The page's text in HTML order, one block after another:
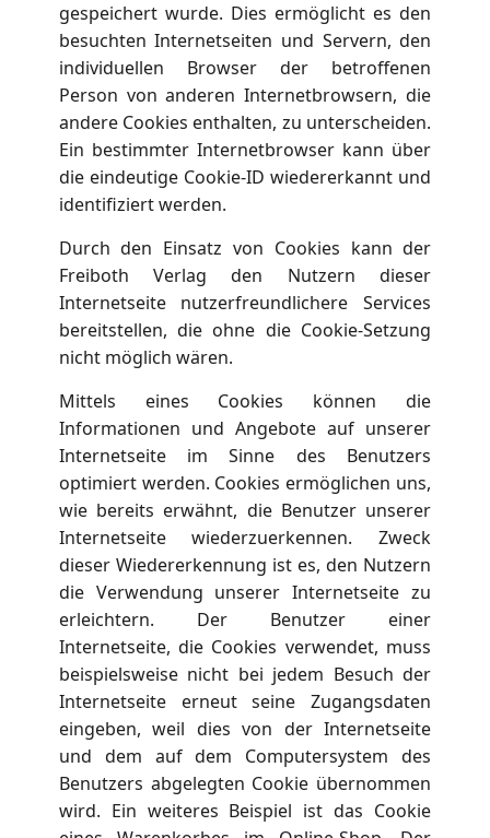
gespeichert wurde. Dies ermöglicht es den
besuchten Internetseiten und Servern, den
individuellen Browser der betroffenen
Person von anderen Internetbrowsern, die
andere Cookies enthalten, zu unterscheiden.
Ein bestimmter Internetbrowser kann über
die eindeutige Cookie-ID wiedererkannt und
identifiziert werden.
Durch den Einsatz von Cookies kann der
Freiboth Verlag den Nutzern dieser
Internetseite nutzerfreundlichere Services
bereitstellen, die ohne die Cookie-Setzung
nicht möglich wären.
Mittels eines Cookies können die
Informationen und Angebote auf unserer
Internetseite im Sinne des Benutzers
optimiert werden. Cookies ermöglichen uns,
wie bereits erwähnt, die Benutzer unserer
Internetseite wiederzuerkennen. Zweck
dieser Wiedererkennung ist es, den Nutzern
die Verwendung unserer Internetseite zu
erleichtern. Der Benutzer einer
Internetseite, die Cookies verwendet, muss
beispielsweise nicht bei jedem Besuch der
Internetseite erneut seine Zugangsdaten
eingeben, weil dies von der Internetseite
und dem auf dem Computersystem des
Benutzers abgelegten Cookie übernommen
wird. Ein weiteres Beispiel ist das Cookie